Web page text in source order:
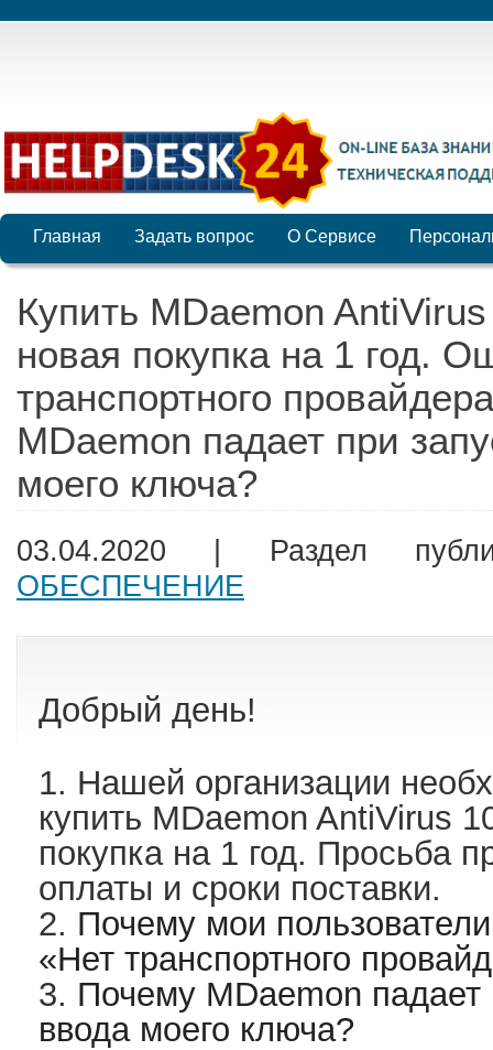
Главная Задать вопрос О Сервисе
Купить MDaemon
новая покупка на 1 год.
транспортного
MDaemon падает при
моего ключа?
03.04.2020 | Раздел
ОБЕСПЕЧЕНИЕ
Добрый день!
1. Нашей организации
купить MDaemon AntiVirus
покупка на 1 год. Просьба
оплаты и сроки поставки.
2. Почему мои
«Нет транспортного
3. Почему MDaemon падает
ввода моего ключа?